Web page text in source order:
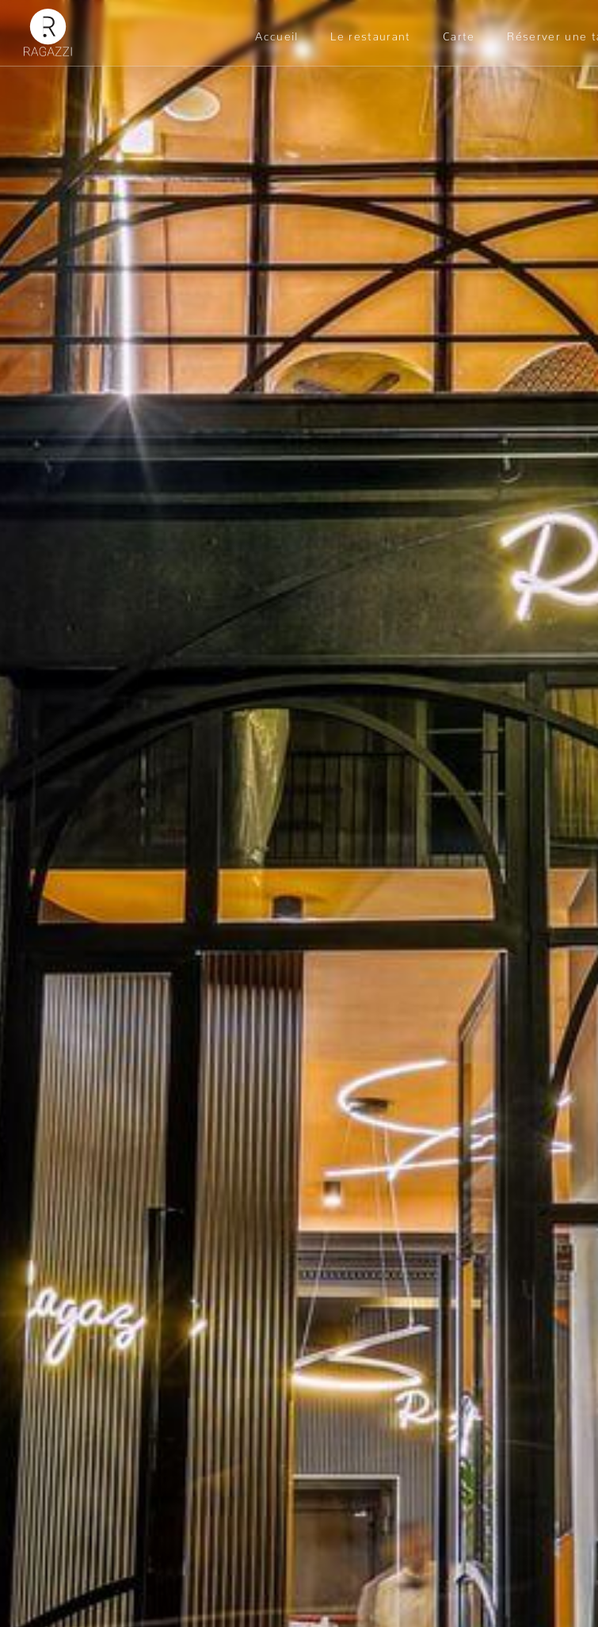
Accueil Le restaurant Carte Réserver une